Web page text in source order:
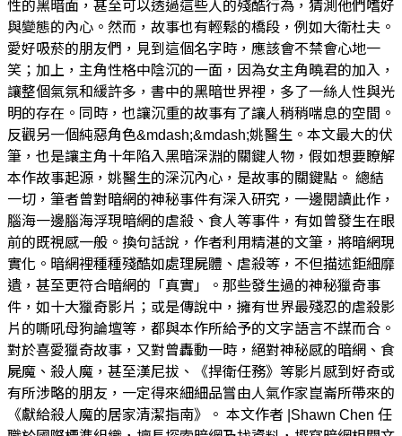
性的黑暗面，甚至可以透過這些人的殘酷行為，猜測他們嗜好
與變態的內心。然而，故事也有輕鬆的橋段，例如大衛杜夫。
愛好吸菸的朋友們，見到這個名字時，應該會不禁會心地一
笑；加上，主角性格中陰沉的一面，因為女主角曉君的加入，
讓整個氣氛和緩許多，書中的黑暗世界裡，多了一絲人性與光
明的存在。同時，也讓沉重的故事有了讓人稍稍喘息的空間。
反觀另一個純惡角色&mdash;&mdash;姚醫生。本文最大的伏
筆，也是讓主角十年陷入黑暗深淵的關鍵人物，假如想要瞭解
本作故事起源，姚醫生的深沉內心，是故事的關鍵點。 總結
一切，筆者曾對暗網的神秘事件有深入研究，一邊閱讀此作，
腦海一邊腦海浮現暗網的虐殺、食人等事件，有如曾發生在眼
前的既視感一般。換句話說，作者利用精湛的文筆，將暗網現
實化。暗網裡種種殘酷如處理屍體、虐殺等，不但描述鉅細靡
遺，甚至更符合暗網的「真實」。那些發生過的神秘獵奇事
件，如十大獵奇影片；或是傳說中，擁有世界最殘忍的虐殺影
片的嘶吼母狗論壇等，都與本作所給予的文字語言不謀而合。
對於喜愛獵奇故事，又對曾轟動一時，絕對神秘感的暗網、食
屍魔、殺人魔，甚至漢尼拔、《捍衛任務》等影片感到好奇或
有所涉略的朋友，一定得來細細品嘗由人氣作家崑崙所帶來的
《獻給殺人魔的居家清潔指南》。 本文作者 |Shawn Chen 任